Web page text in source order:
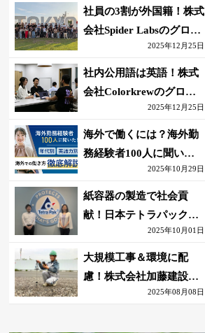
点表つき】
社員の3割が外国籍！株式
会社Spider Labsのグロー
2025年12月25日
社内公用語は英語！株式
会社Colorkrewのグロー
バルかつ若手が輝く環境
2025年12月25日
海外で働くには？海外勤
務経験者100人に聞いた
おすすめ職種｜英語話せ
ないOK求人はある？
2025年10月29日
紙容器の製造で社会貢
献！日本テトラパック株
式会社のグローバルな環
境
2025年10月01日
大規模工事＆環境に配
慮！株式会社加藤建設の
若手が語る現場監督の働
2025年08月08日